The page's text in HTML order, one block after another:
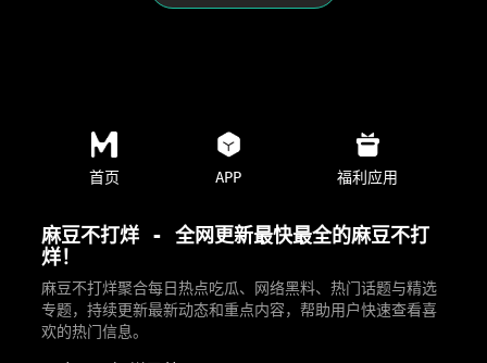
首页 APP 福利应用
麻豆不打烊 - 全网更新最快最全的麻豆不打
烊！
麻豆不打烊聚合每日热点吃瓜、网络黑料、热门话题与精选
专题，持续更新最新动态和重点内容，帮助用户快速查看喜
欢的热门信息。